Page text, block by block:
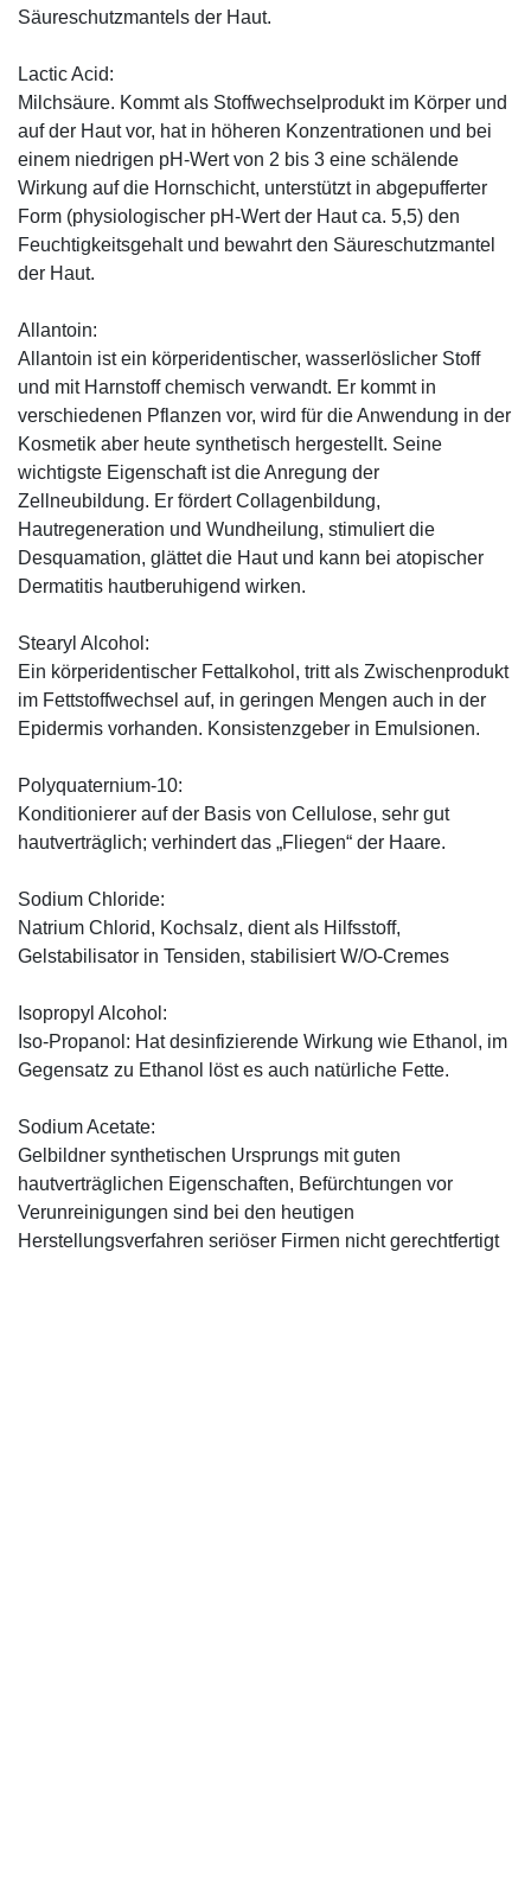
Säureschutzmantels der Haut.
Lactic Acid:
Milchsäure. Kommt als Stoffwechselprodukt im Körper und
auf der Haut vor, hat in höheren Konzentrationen und bei
einem niedrigen pH-Wert von 2 bis 3 eine schälende
Wirkung auf die Hornschicht, unterstützt in abgepufferter
Form (physiologischer pH-Wert der Haut ca. 5,5) den
Feuchtigkeitsgehalt und bewahrt den Säureschutzmantel
der Haut.
Allantoin:
Allantoin ist ein körperidentischer, wasserlöslicher Stoff
und mit Harnstoff chemisch verwandt. Er kommt in
verschiedenen Pflanzen vor, wird für die Anwendung in der
Kosmetik aber heute synthetisch hergestellt. Seine
wichtigste Eigenschaft ist die Anregung der
Zellneubildung. Er fördert Collagenbildung,
Hautregeneration und Wundheilung, stimuliert die
Desquamation, glättet die Haut und kann bei atopischer
Dermatitis hautberuhigend wirken.
Stearyl Alcohol:
Ein körperidentischer Fettalkohol, tritt als Zwischenprodukt
im Fettstoffwechsel auf, in geringen Mengen auch in der
Epidermis vorhanden. Konsistenzgeber in Emulsionen.
Polyquaternium-10:
Konditionierer auf der Basis von Cellulose, sehr gut
hautverträglich; verhindert das „Fliegen“ der Haare.
Sodium Chloride:
Natrium Chlorid, Kochsalz, dient als Hilfsstoff,
Gelstabilisator in Tensiden, stabilisiert W/O-Cremes
Isopropyl Alcohol:
Iso-Propanol: Hat desinfizierende Wirkung wie Ethanol, im
Gegensatz zu Ethanol löst es auch natürliche Fette.
Sodium Acetate:
Gelbildner synthetischen Ursprungs mit guten
hautverträglichen Eigenschaften, Befürchtungen vor
Verunreinigungen sind bei den heutigen
Herstellungsverfahren seriöser Firmen nicht gerechtfertigt